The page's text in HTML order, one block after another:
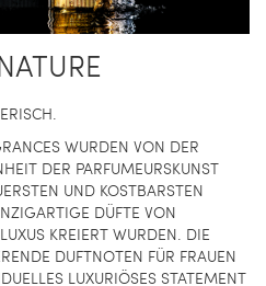
WURDEN VON DER
DER PARFUMEURSKUNST
UND KOSTBARSTEN
DÜFTE VON
KREIERT WURDEN. DIE
DUFTNOTEN FÜR FRAUEN
LUXURIÖSES STATEMENT